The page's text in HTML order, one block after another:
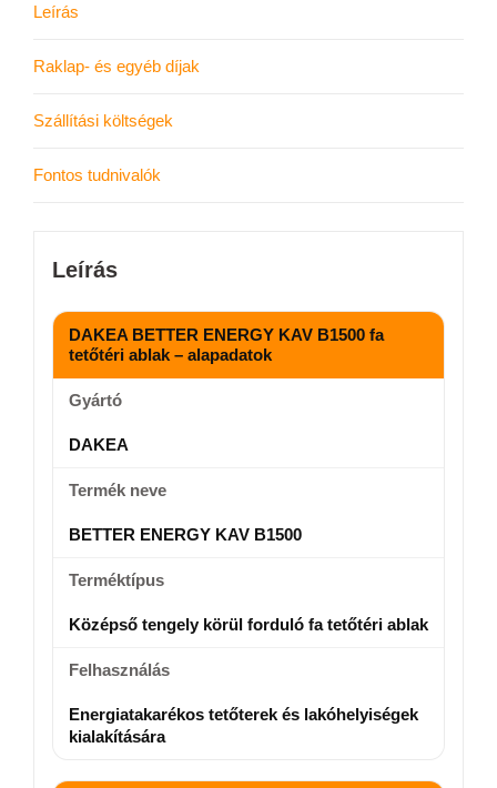
Leírás
Raklap- és egyéb díjak
Szállítási költségek
Fontos tudnivalók
Leírás
DAKEA BETTER ENERGY KAV B1500 fa
tetőtéri ablak – alapadatok
Gyártó
DAKEA
Termék neve
BETTER ENERGY KAV B1500
Terméktípus
Középső tengely körül forduló fa tetőtéri ablak
Felhasználás
Energiatakarékos tetőterek és lakóhelyiségek
kialakítására